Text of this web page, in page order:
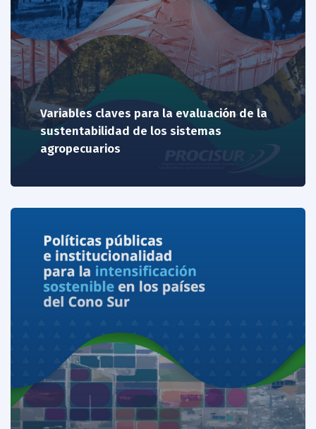
Variables claves para la evaluación de la
sustentabilidad de los sistemas
agropecuarios